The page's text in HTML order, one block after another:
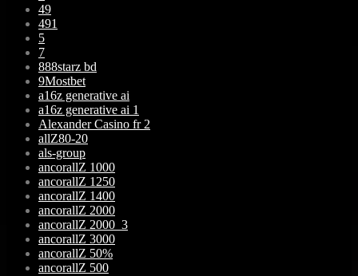
49
491
5
7
888starz bd
9Mostbet
a16z generative ai
a16z generative ai 1
Alexander Casino fr 2
allZ80-20
als-group
ancorallZ 1000
ancorallZ 1250
ancorallZ 1400
ancorallZ 2000
ancorallZ 2000_3
ancorallZ 3000
ancorallZ 50%
ancorallZ 500